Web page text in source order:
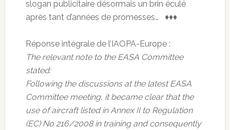
slogan publicitaire désormais un brin éculé
après tant d’années de promesses… ♦♦♦
Réponse intégrale de l’IAOPA-Europe :
The relevant note to the EASA Committee
stated:
Following the discussions at the latest EASA
Committee meeting, it became clear that the
use of aircraft listed in Annex II to Regulation
(EC) No 216/2008 in training and consequently